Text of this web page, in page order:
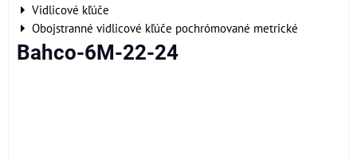
Vidlicové kľúče
Obojstranné vidlicové kľúče pochrómované metrické
Bahco-6M-22-24